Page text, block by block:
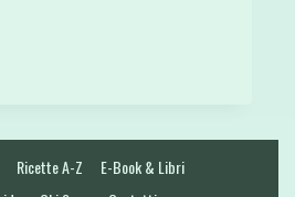
Ricette A-Z
E-Book & Libri